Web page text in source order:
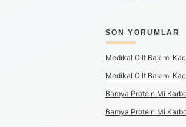
SON YORUMLAR
Medikal Cilt Bakımı
Medikal Cilt Bakımı
Bamya Protein Mi
Bamya Protein Mi